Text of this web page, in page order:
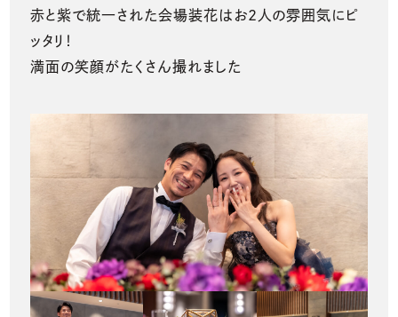
赤と紫で統一された会場装花はお2人の雰囲気にピ
ッタリ！
満面の笑顔がたくさん撮れました